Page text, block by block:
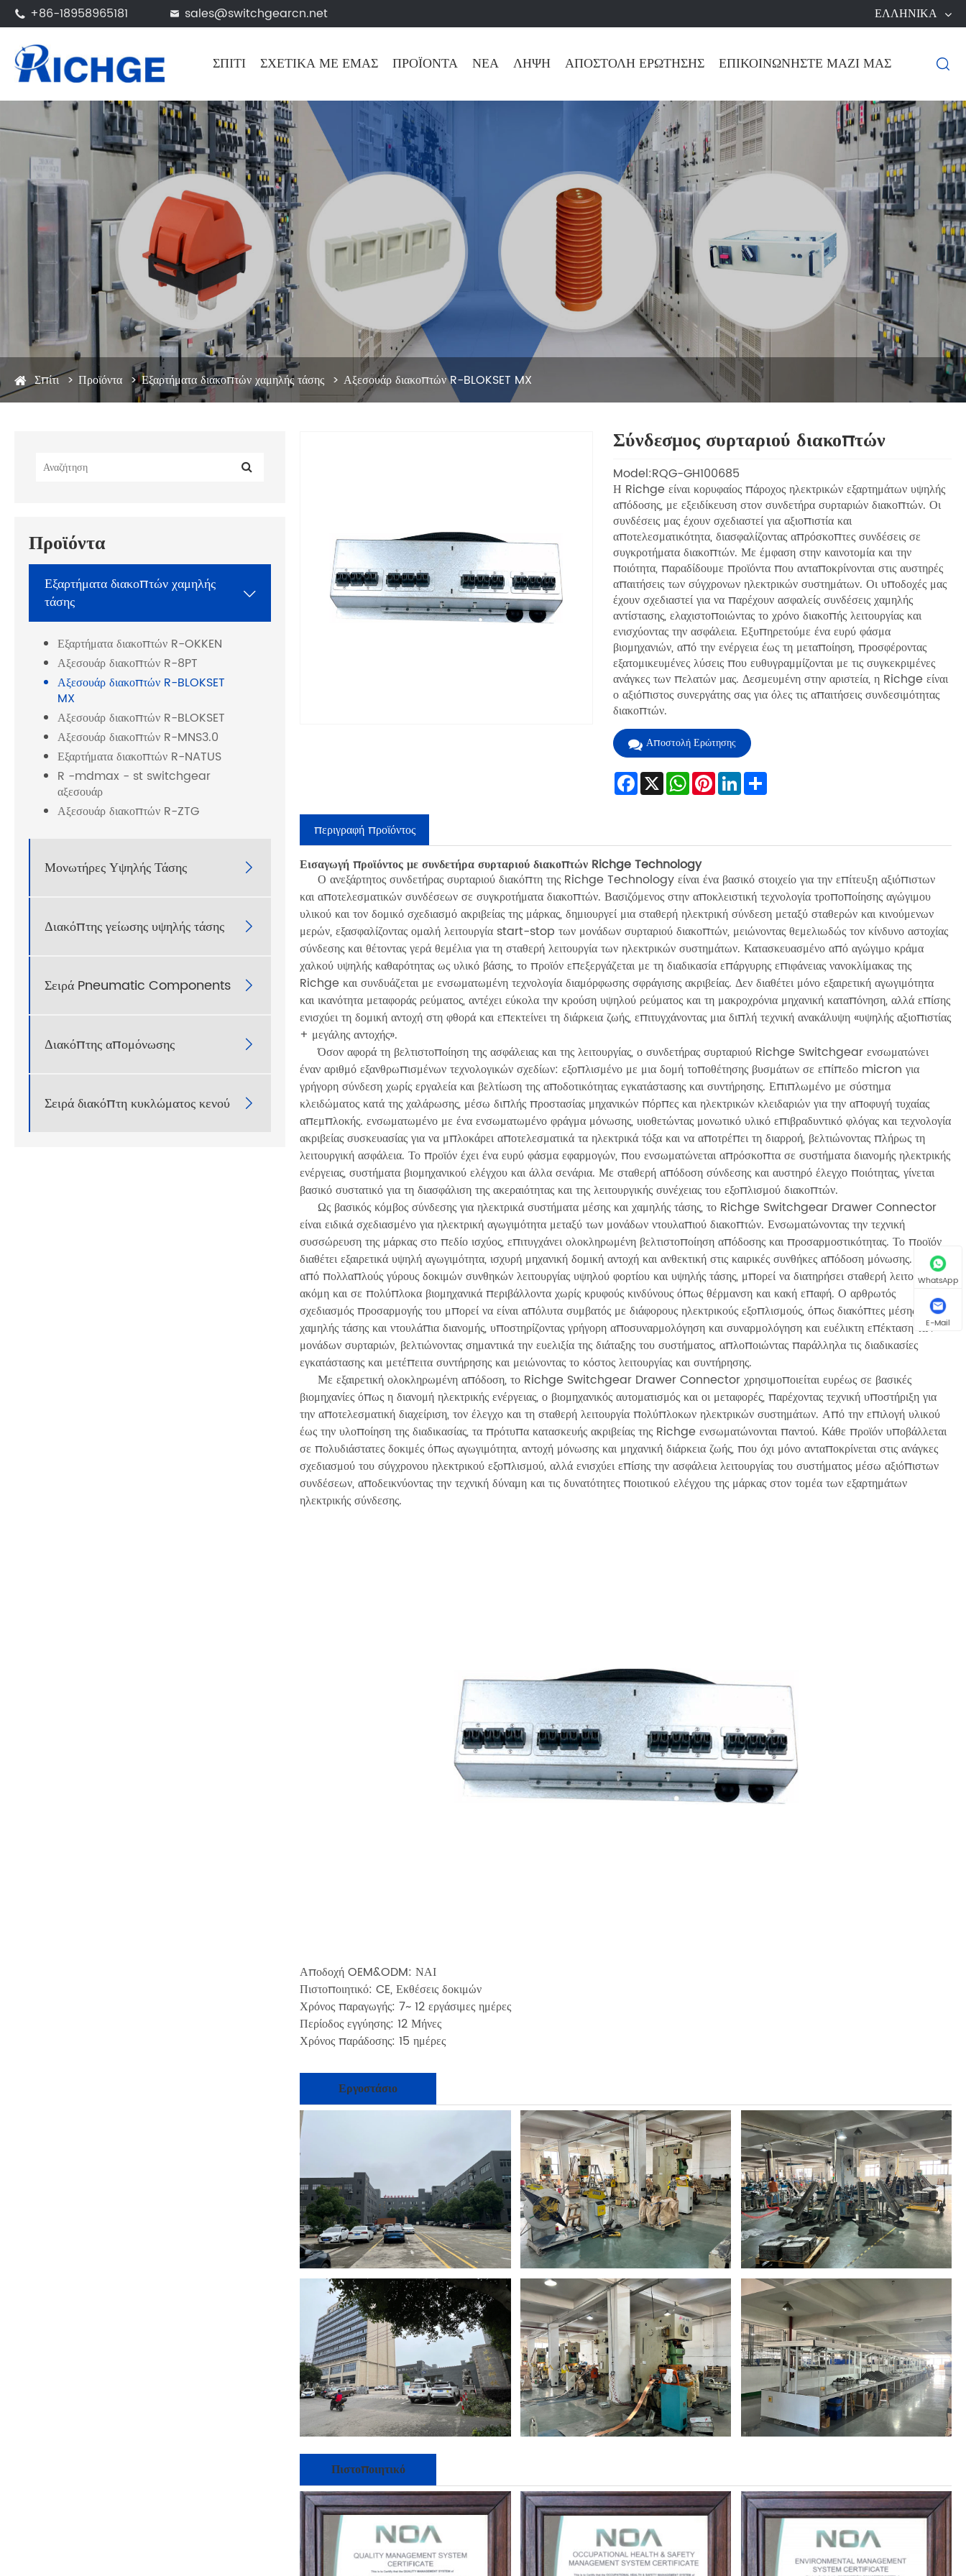
 +86-18958965181  sales@switchgearcn.net ΕΛΛΗΝΙΚΆ
ΣΠΊΤΙ ΣΧΕΤΙΚΆ ΜΕ ΕΜΆΣ ΠΡΟΪΌΝΤΑ ΝΈΑ ΛΉΨΗ ΑΠΟΣΤΟΛΉ ΕΡΏΤΗΣΗΣ ΕΠΙΚΟΙΝΩΝΉΣΤΕ ΜΑΖΊ ΜΑΣ 
Σπίτι Προϊόντα Εξαρτήματα διακοπτών χαμηλής τάσης Αξεσουάρ διακοπτών R-BLOKSET MX
Προϊόντα
Εξαρτήματα διακοπτών χαμηλής
τάσης

Εξαρτήματα διακοπτών R-OKKEN
Αξεσουάρ διακοπτών R-8PT
Αξεσουάρ διακοπτών R-BLOKSET
MX
Αξεσουάρ διακοπτών R-BLOKSET
Αξεσουάρ διακοπτών R-MNS3.0
Εξαρτήματα διακοπτών R-NATUS
R -mdmax - st switchgear
αξεσουάρ
Αξεσουάρ διακοπτών R-ZTG
Μονωτήρες Υψηλής Τάσης 
Διακόπτης γείωσης υψηλής τάσης 
Σειρά Pneumatic Components 
Διακόπτης απομόνωσης 
Σειρά διακόπτη κυκλώματος κενού 
Σύνδεσμος συρταριού διακοπτών
Model:RQG-GH100685
Η Richge είναι κορυφαίος πάροχος ηλεκτρικών εξαρτημάτων υψηλής
απόδοσης, με εξειδίκευση στον συνδετήρα συρταριών διακοπτών. Οι
συνδέσεις μας έχουν σχεδιαστεί για αξιοπιστία και
αποτελεσματικότητα, διασφαλίζοντας απρόσκοπτες συνδέσεις σε
συγκροτήματα διακοπτών. Με έμφαση στην καινοτομία και την
ποιότητα, παραδίδουμε προϊόντα που ανταποκρίνονται στις αυστηρές
απαιτήσεις των σύγχρονων ηλεκτρικών συστημάτων. Οι υποδοχές μας
έχουν σχεδιαστεί για να παρέχουν ασφαλείς συνδέσεις χαμηλής
αντίστασης, ελαχιστοποιώντας το χρόνο διακοπής λειτουργίας και
ενισχύοντας την ασφάλεια. Εξυπηρετούμε ένα ευρύ φάσμα
βιομηχανιών, από την ενέργεια έως τη μεταποίηση, προσφέροντας
εξατομικευμένες λύσεις που ευθυγραμμίζονται με τις συγκεκριμένες
ανάγκες των πελατών μας. Δεσμευμένη στην αριστεία, η Richge είναι
ο αξιόπιστος συνεργάτης σας για όλες τις απαιτήσεις συνδεσιμότητας
διακοπτών.
Αποστολή Ερώτησης
Facebook
X WhatsApp
Pinterest
LinkedInShare
περιγραφή προϊόντος
Εισαγωγή προϊόντος με συνδετήρα συρταριού διακοπτών Richge Technology
Ο ανεξάρτητος συνδετήρας συρταριού διακόπτη της Richge Technology είναι ένα βασικό στοιχείο για την επίτευξη αξιόπιστων
και αποτελεσματικών συνδέσεων σε συγκροτήματα διακοπτών. Βασιζόμενος στην αποκλειστική τεχνολογία τροποποίησης αγώγιμου
υλικού και τον δομικό σχεδιασμό ακριβείας της μάρκας, δημιουργεί μια σταθερή ηλεκτρική σύνδεση μεταξύ σταθερών και κινούμενων
μερών, εξασφαλίζοντας ομαλή λειτουργία start-stop των μονάδων συρταριού διακοπτών, μειώνοντας θεμελιωδώς τον κίνδυνο αστοχίας
σύνδεσης και θέτοντας γερά θεμέλια για τη σταθερή λειτουργία των ηλεκτρικών συστημάτων. Κατασκευασμένο από αγώγιμο κράμα
χαλκού υψηλής καθαρότητας ως υλικό βάσης, το προϊόν επεξεργάζεται με τη διαδικασία επάργυρης επιφάνειας νανοκλίμακας της
Richge και συνδυάζεται με ενσωματωμένη τεχνολογία διαμόρφωσης σφράγισης ακριβείας. Δεν διαθέτει μόνο εξαιρετική αγωγιμότητα
και ικανότητα μεταφοράς ρεύματος, αντέχει εύκολα την κρούση υψηλού ρεύματος και τη μακροχρόνια μηχανική καταπόνηση, αλλά επίσης
ενισχύει τη δομική αντοχή στη φθορά και επεκτείνει τη διάρκεια ζωής, επιτυγχάνοντας μια διπλή τεχνική ανακάλυψη «υψηλής αξιοπιστίας
+ μεγάλης αντοχής».
Όσον αφορά τη βελτιστοποίηση της ασφάλειας και της λειτουργίας, ο συνδετήρας συρταριού Richge Switchgear ενσωματώνει
έναν αριθμό εξανθρωπισμένων τεχνολογικών σχεδίων: εξοπλισμένο με μια δομή τοποθέτησης βυσμάτων σε επίπεδο micron για
γρήγορη σύνδεση χωρίς εργαλεία και βελτίωση της αποδοτικότητας εγκατάστασης και συντήρησης. Επιπλωμένο με σύστημα
κλειδώματος κατά της χαλάρωσης, μέσω διπλής προστασίας μηχανικών πόρπες και ηλεκτρικών κλειδαριών για την αποφυγή τυχαίας
απεμπλοκής. ενσωματωμένο με ένα ενσωματωμένο φράγμα μόνωσης, υιοθετώντας μονωτικό υλικό επιβραδυντικό φλόγας και τεχνολογία
ακριβείας συσκευασίας για να μπλοκάρει αποτελεσματικά τα ηλεκτρικά τόξα και να αποτρέπει τη διαρροή, βελτιώνοντας πλήρως τη
λειτουργική ασφάλεια. Το προϊόν έχει ένα ευρύ φάσμα εφαρμογών, που ενσωματώνεται απρόσκοπτα σε συστήματα διανομής ηλεκτρικής
ενέργειας, συστήματα βιομηχανικού ελέγχου και άλλα σενάρια. Με σταθερή απόδοση σύνδεσης και αυστηρό έλεγχο ποιότητας, γίνεται
βασικό συστατικό για τη διασφάλιση της ακεραιότητας και της λειτουργικής συνέχειας του εξοπλισμού διακοπτών.
Ως βασικός κόμβος σύνδεσης για ηλεκτρικά συστήματα μέσης και χαμηλής τάσης, το Richge Switchgear Drawer Connector
είναι ειδικά σχεδιασμένο για ηλεκτρική αγωγιμότητα μεταξύ των μονάδων ντουλαπιού διακοπτών. Ενσωματώνοντας την τεχνική
συσσώρευση της μάρκας στο πεδίο ισχύος, επιτυγχάνει ολοκληρωμένη βελτιστοποίηση απόδοσης και προσαρμοστικότητας. Το προϊόν
διαθέτει εξαιρετικά υψηλή αγωγιμότητα, ισχυρή μηχανική δομική αντοχή και ανθεκτική στις καιρικές συνθήκες απόδοση μόνωσης. Μετά
από πολλαπλούς γύρους δοκιμών συνθηκών λειτουργίας υψηλού φορτίου και υψηλής τάσης, μπορεί να διατηρήσει σταθερή λειτουργία
ακόμη και σε πολύπλοκα βιομηχανικά περιβάλλοντα χωρίς κρυφούς κινδύνους όπως θέρμανση και κακή επαφή. Ο αρθρωτός
σχεδιασμός προσαρμογής του μπορεί να είναι απόλυτα συμβατός με διάφορους ηλεκτρικούς εξοπλισμούς, όπως διακόπτες μέσης και
χαμηλής τάσης και ντουλάπια διανομής, υποστηρίζοντας γρήγορη αποσυναρμολόγηση και συναρμολόγηση και ευέλικτη επέκταση των
μονάδων συρταριών, βελτιώνοντας σημαντικά την ευελιξία της διάταξης του συστήματος, απλοποιώντας παράλληλα τις διαδικασίες
εγκατάστασης και μετέπειτα συντήρησης και μειώνοντας το κόστος λειτουργίας και συντήρησης.
Με εξαιρετική ολοκληρωμένη απόδοση, το Richge Switchgear Drawer Connector χρησιμοποιείται ευρέως σε βασικές
βιομηχανίες όπως η διανομή ηλεκτρικής ενέργειας, ο βιομηχανικός αυτοματισμός και οι μεταφορές, παρέχοντας τεχνική υποστήριξη για
την αποτελεσματική διαχείριση, τον έλεγχο και τη σταθερή λειτουργία πολύπλοκων ηλεκτρικών συστημάτων. Από την επιλογή υλικού
έως την υλοποίηση της διαδικασίας, τα πρότυπα κατασκευής ακριβείας της Richge ενσωματώνονται παντού. Κάθε προϊόν υποβάλλεται
σε πολυδιάστατες δοκιμές όπως αγωγιμότητα, αντοχή μόνωσης και μηχανική διάρκεια ζωής, που όχι μόνο ανταποκρίνεται στις ανάγκες
σχεδιασμού του σύγχρονου ηλεκτρικού εξοπλισμού, αλλά ενισχύει επίσης την ασφάλεια λειτουργίας του συστήματος μέσω αξιόπιστων
συνδέσεων, αποδεικνύοντας την τεχνική δύναμη και τις δυνατότητες ποιοτικού ελέγχου της μάρκας στον τομέα των εξαρτημάτων
ηλεκτρικής σύνδεσης.
Αποδοχή OEM&ODM: ΝΑΙ
Πιστοποιητικό: CE, Εκθέσεις δοκιμών
Χρόνος παραγωγής: 7~ 12 εργάσιμες ημέρες
Περίοδος εγγύησης: 12 Μήνες
Χρόνος παράδοσης: 15 ημέρες
Εργοστάσιο
Πιστοποιητικό
WhatsApp
E-Mail